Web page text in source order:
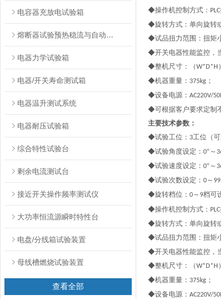
电容器充放电试验箱
熔断器试验预热稳流与自动转换装置测试台
电器力学试验箱
电器/开关寿命测试箱
电器温升测试系统
电器耐压试验箱
综合特性试验台
剩余电流测试台
接近开关操作频率测试仪
大功率恒流源瞬时特性台
电盘/分线箱试验装置
母线槽燃烧试验装置
查看全部
◆操作机控制方式： PLC
◆旋转方式：单向旋转
◆试品扭力范围：扭矩
◆开关电器性能监控，
◆整机尺寸：（W*D*H
◆机器重量： 375kg ；
◆设备电源： AC220V/
◆可根据客户要求定制
主要技术参数：
◆试验工位： 3工位（
◆试验角度设定： 0°～
◆试验速度设定： 0°～
◆试验次数设定： 0 ～
◆旋转档位： 0 ～ 9档可
◆操作机控制方式： PLC
◆旋转方式：单向旋转
◆试品扭力范围：扭矩
◆开关电器性能监控，
◆整机尺寸：（W*D*H
◆机器重量： 375kg ；
◆设备电源： AC220V/